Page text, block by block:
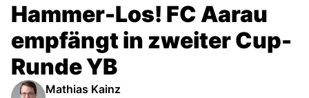
Hammer-Los! FC Aarau
empfängt in zweiter Cup-
Runde YB
Mathias Kainz